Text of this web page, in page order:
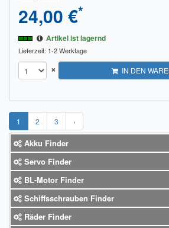
24,00 €*
Artikel ist lagernd
Lieferzeit: 1-2 Werktage
× IN DEN
1 2 3 ›
Akku Finder
Servo Finder
BL-Motor Finder
Schiffsschrauben Finder
Räder Finder